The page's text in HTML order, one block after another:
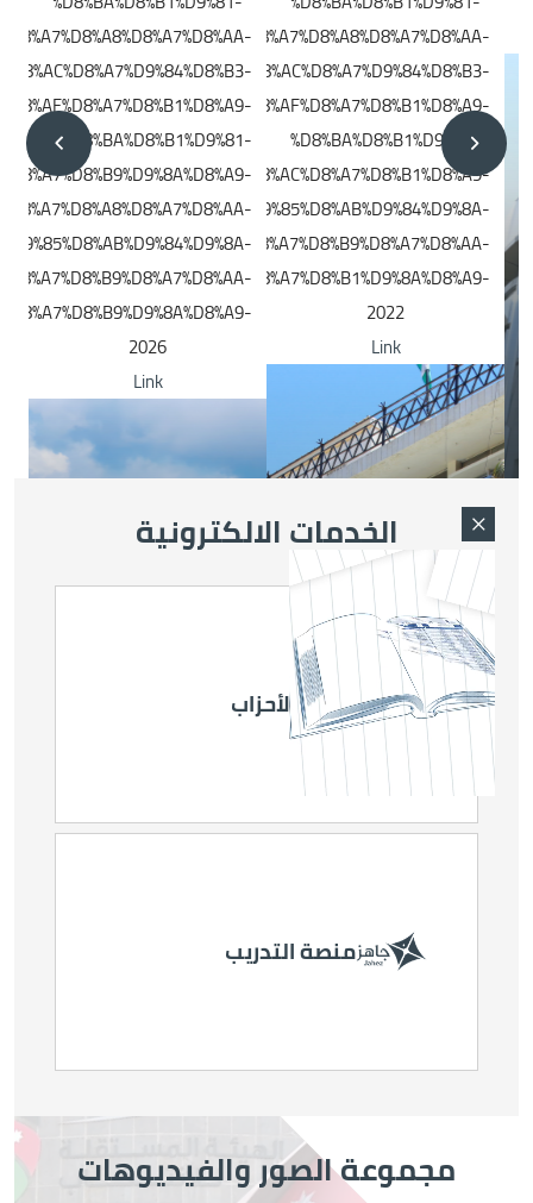
×
Video file
%D9%85%D8%AC%D8%A7%D9%84%D8%B3-
%D8%A5%D8%AF%D8%A7%D8%B1%D8%A9-
%D8%BA%D8%B1%D9%81-
%D8%A7%D9%84%D8%AA%D8%AC%D8%A7%D8%B1%D8%A9-
%D9%88%D9%85%D9%85%D8%AB%D9%84%D9%8A-
2022
Link
الصورة
الصورة
انتخابات غرف
التجارة
2026
Link
الصورة
الصناعة
الخدمات الالكترونية
الصورة منصة الأحزاب
الصورة منصة التدريب
مجموعة الصور والفيديوهات